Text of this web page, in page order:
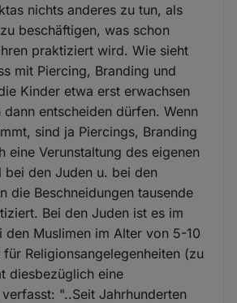
nichts anderes zu tun, als
beschäftigen, was schon
praktiziert wird. Wie sieht
mit Piercing, Branding und
Kinder etwa erst erwachsen
entscheiden dürfen. Wenn
sind ja Piercings, Branding
eine Verunstaltung des eigenen
bei den Juden u. bei den
die Beschneidungen tausende
Bei den Juden ist es im
den Muslimen im Alter von 5-10
Religionsangelegenheiten (zu
diesbezüglich eine
"..Seit Jahrhunderten